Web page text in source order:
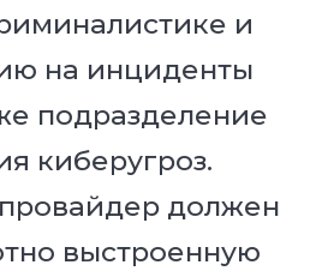
и
на инциденты
подразделение
киберугроз.
должен
выстроенную